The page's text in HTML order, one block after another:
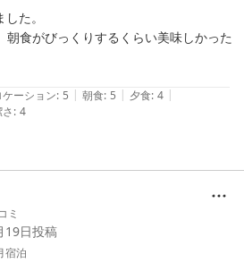
た。
朝食がびっくりするくらい美味しかった
句なしでした。
んで！
す！
ケーション: 5 | 朝食: 5 | 夕食: 4 |
: 4
ミ
19日投稿
宿泊